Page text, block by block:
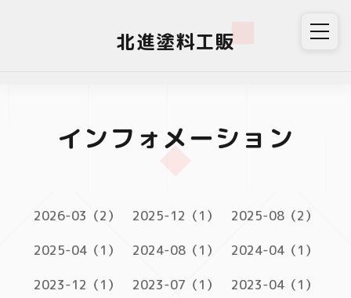
北進塗料工販
インフォメーション
2026-03（2） 2025-12（1）
2025-08（2）
2025-04（1）
2024-08（1）
2024-04（1）
2023-12（1）
2023-07（1）
2023-04（1）